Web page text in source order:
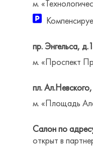
м.
пр. Энгельса,
м. «Проспект
пл.
м. «Площадь
Салон по
открыт в